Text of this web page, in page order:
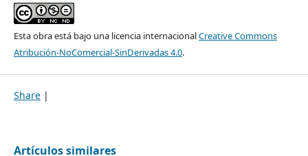
Esta obra está bajo una licencia internacionalCreative Commons
Atribución-NoComercial-SinDerivadas 4.0.
Share |
Artículos similares